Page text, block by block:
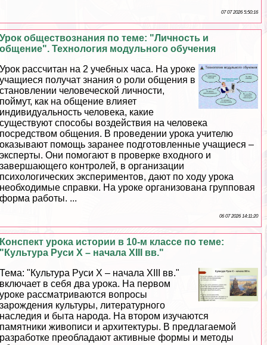
07 07 2026 5:50:16
Урок обществознания по теме: "Личность и
общение". Технология модульного обучения
Урок рассчитан на 2 учебных часа. На уроке
учащиеся получат знания о роли общения в
становлении человеческой личности,
поймут, как на общение влияет
индивидуальность человека, какие
существуют способы воздействия на человека
посредством общения. В проведении урока учителю
оказывают помощь заранее подготовленные учащиеся –
эксперты. Они помогают в проверке входного и
завершающего контролей, в организации
психологических экспериментов, дают по ходу урока
необходимые справки. На уроке организована групповая
форма работы. ...
06 07 2026 14:11:20
Конспект урока истории в 10-м классе по теме:
"Культура Руси Х – начала XIII вв."
Тема: "Культура Руси Х – начала ХIII вв."
включает в себя два урока. На первом
уроке рассматриваются вопросы
зарождения культуры, литературного
наследия и быта народа. На втором изучаются
памятники живописи и архитектуры. В предлагаемой
разработке преобладают активные формы и методы